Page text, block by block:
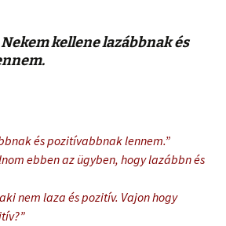
Nekem kellene lazábbnak és
és pozitívabbnak lennem.”
ebben az ügyben, hogy lazábbn és
nem laza és pozitív. Vajon hogy